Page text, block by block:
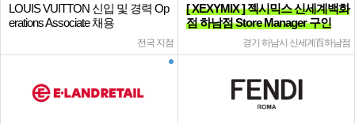
LOUIS VUITTON 신입 및 경력 Op
erations Associate 채용
전국 지점
[ XEXYMIX ] 젝시믹스 신세계백화
점 하남점 Store Manager 구인
경기 하남시 신세계百하남점